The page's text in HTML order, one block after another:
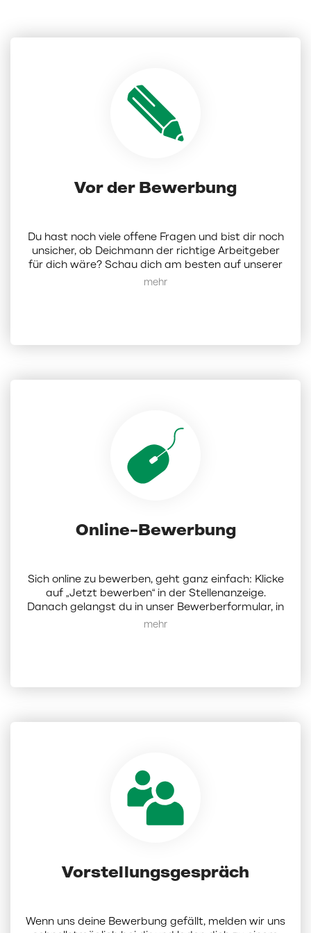
Vor der Bewerbung
Du hast noch viele offene Fragen und bist dir noch
unsicher, ob Deichmann der richtige Arbeitgeber
für dich wäre? Schau dich am besten auf unserer
findest du alle Infos zu uns
Mehr anzeigen
Online-Bewerbung
Sich online zu bewerben, geht ganz einfach: Klicke
auf „Jetzt bewerben“ in der Stellenanzeige.
Danach gelangst du in unser Bewerberformular, in
dem du Dokumente (Lebenslauf, Anschreiben und
Eingangsbestätigung per Mail. Und das war es
Mehr anzeigen
Vorstellungsgespräch
Wenn uns deine Bewerbung gefällt, melden wir uns